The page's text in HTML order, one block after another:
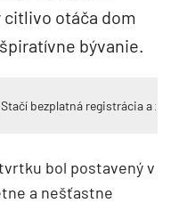
citlivo otáča dom
bývanie.
Stačí bezplatná registrácia a
bol postavený v
a nešťastne